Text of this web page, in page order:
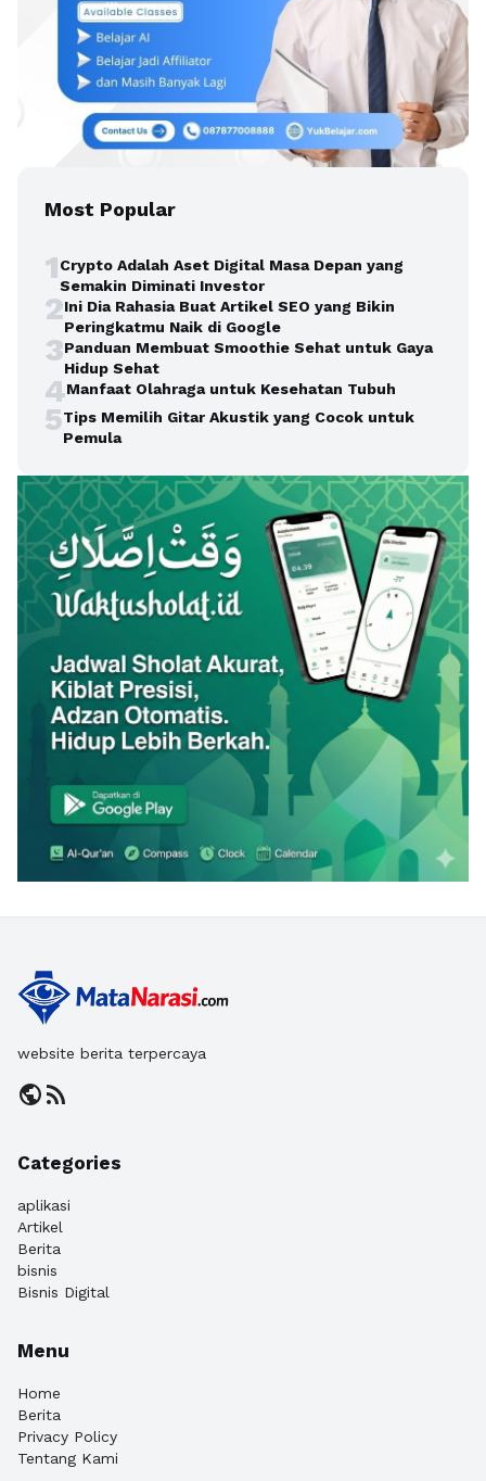
Most Popular
1Crypto Adalah Aset Digital Masa Depan yang
Semakin Diminati Investor
2Ini Dia Rahasia Buat Artikel SEO yang Bikin
Peringkatmu Naik di Google
3Panduan Membuat Smoothie Sehat untuk Gaya
Hidup Sehat
4Manfaat Olahraga untuk Kesehatan Tubuh
5Tips Memilih Gitar Akustik yang Cocok untuk
Pemula
website berita terpercaya
publicrss_feed
Categories
aplikasi
Artikel
Berita
bisnis
Bisnis Digital
Menu
Home
Berita
Privacy Policy
Tentang Kami